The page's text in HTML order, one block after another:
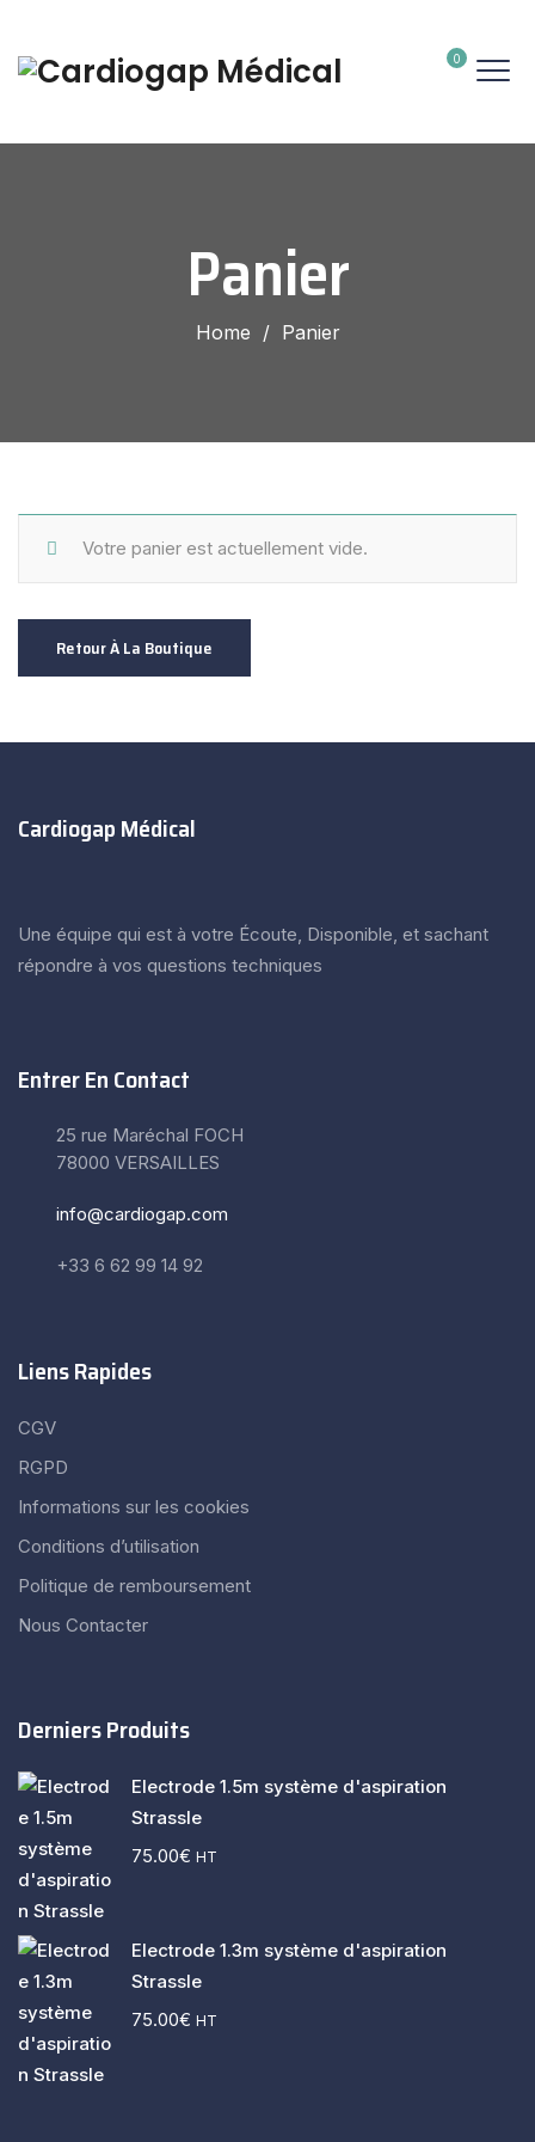
0
Panier
Home / Panier
Votre panier est actuellement vide.
Retour À La Boutique
Cardiogap Médical
Une équipe qui est à votre Écoute, Disponible, et sachant
répondre à vos questions techniques
Entrer En Contact
25 rue Maréchal FOCH
78000 VERSAILLES
info@cardiogap.com
+33 6 62 99 14 92
Liens Rapides
CGV
RGPD
Informations sur les cookies
Conditions d’utilisation
Politique de remboursement
Nous Contacter
Derniers Produits
Electrode 1.5m système d'aspiration
Strassle
75.00€ HT
Electrode 1.3m système d'aspiration
Strassle
75.00€ HT